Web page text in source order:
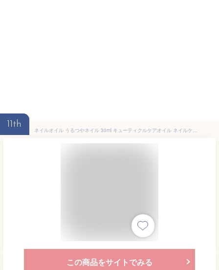
11th
ネイルオイル うるつやネイル 30ml キューティクルケアオイル ネイルケア 保湿 育爪 美容液 エミューオイル配合 13種の天然成分配合 天然由来100% エイジングケア オーガニック 爪の乾燥に
この商品をサイトでみる